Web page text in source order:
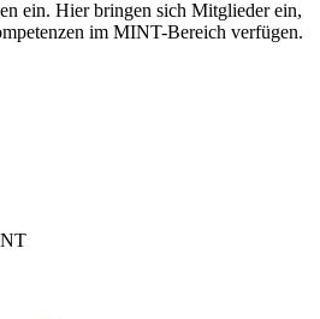
ein. Hier bringen sich Mitglieder ein,
im MINT-Bereich verfügen.